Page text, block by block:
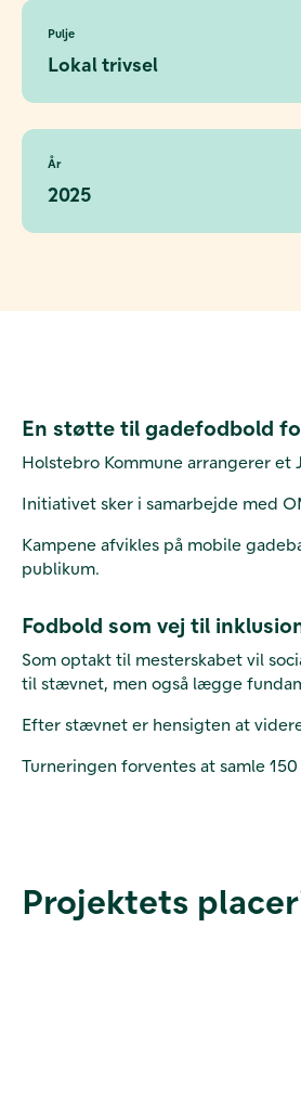
Pulje
Lokal trivsel
År
2025
En støtte til gadefodbold
Holstebro Kommune arrangerer
Initiativet sker i samarbejde med
Kampene afvikles på mobile
publikum.
Fodbold som vej til
Som optakt til mesterskabet vil
til stævnet, men også lægge
Efter stævnet er hensigten at
Turneringen forventes at samle
Projektets